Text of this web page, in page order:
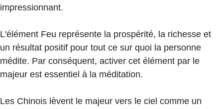
impressionnant.
L'élément Feu représente la prospérité, la richesse et
un résultat positif pour tout ce sur quoi la personne
médite. Par conséquent, activer cet élément par le
majeur est essentiel à la méditation.
Les Chinois lèvent le majeur vers le ciel comme un